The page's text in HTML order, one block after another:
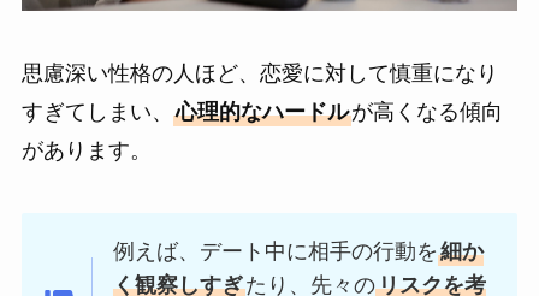
思慮深い性格の人ほど、恋愛に対して慎重になり
すぎてしまい、 心理的なハードルが高くなる傾向
があります。
例えば、デート中に相手の行動を細か
く観察しすぎたり、先々のリスクを考